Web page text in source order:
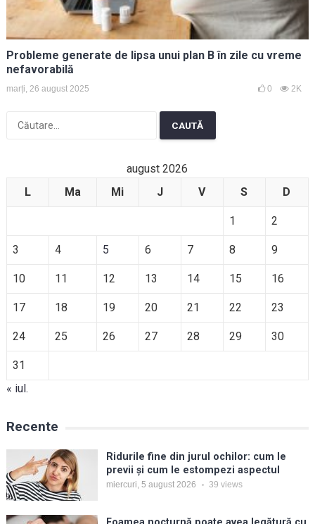
Probleme generate de lipsa unui plan B în zile cu vreme
nefavorabilă
marți, 26 august 2025 0 2K
Caută
august 2026
L
Ma Mi J V S D
1 2
3 4 5 6 7 8 9
10 11 12 13 14 15 16
17 18 19 20 21 22 23
24 25 26 27 28 29 30
31
« iul.
Recente
Ridurile fine din jurul ochilor: cum le
previi și cum le estompezi aspectul
miercuri, 5 august 2026 39 views